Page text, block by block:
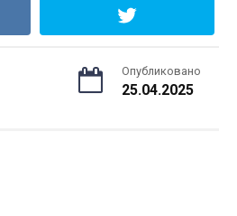
Опубликовано
25.04.2025